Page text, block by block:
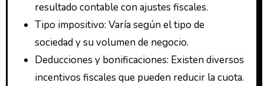
resultado contable con ajustes fiscales.
Tipo impositivo: Varía según el tipo de
sociedad y su volumen de negocio.
Deducciones y bonificaciones: Existen diversos
incentivos fiscales que pueden reducir la cuota.